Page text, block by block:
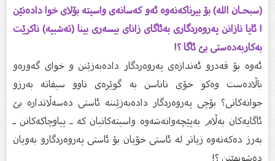
(سبحـان الله) بۆ بیرناكەنەوە ئەو كەسانەی واسیتە بۆلای خوا دادەنێن
! ئایا نازانن پەروەردگاری بەئاگای زانای بیسەری بینا (تەشبیە) ناكرێت
بەكاربەدەستی بێ‌ ئاگا ؟!
ئەوە بۆ قەدرو ئەندازەی پەروەردگار دادەبەزێنن و خوای گەورەو
باڵادەست وەكو خۆی ناناسن بە گوێرەی ناوو سیفاتە بەرزو
جوانەكانی؟ بۆچی پەروەردگار دادەبەزێننە ئاستی دەسەڵاتدارە بێ‌
ئاگایەكان بەڵام بەپێچەوانەشەوە واسیتەكانیان كە ـ پیاوچاكەكانن ـ
بەرز دەكەنەوە زیاتر لە ئاستی خۆیان بۆ ئاستی پەروەردگارو بەویان
دەشوبهێنن ؟!